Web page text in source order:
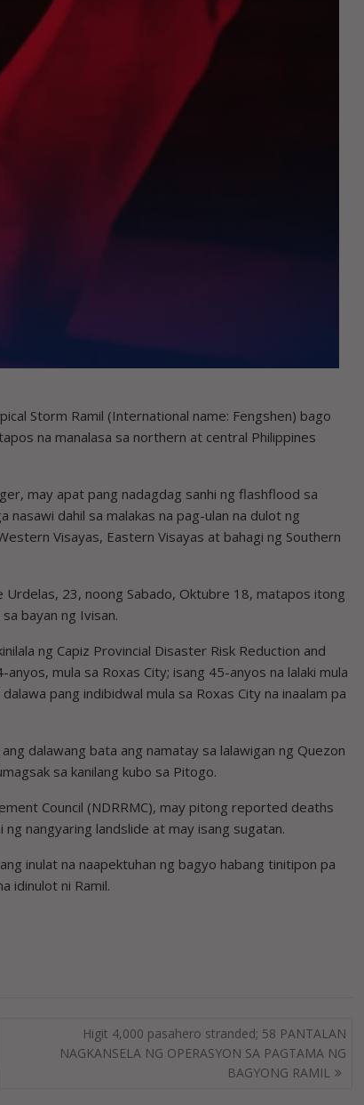
Storm Ramil (International name: Fengshen) bago
na manalasa sa northern at central Philippines
may apat pang nadagdag sanhi ng flashflood sa
nasawi dahil sa malakas na pag-ulan na dulot ng
Visayas, Eastern Visayas at bahagi ng Southern
Urdelas, 23, noong Sabado, Oktubre 18, matapos itong
bayan ng Ivisan.
ng Capiz Provincial Disaster Risk Reduction and
mula sa Roxas City; isang 45-anyos na lalaki mula
pang indibidwal mula sa Roxas City na inaalam pa
dalawang bata ang namatay sa lalawigan ng Quezon
sa kanilang kubo sa Pitogo.
Council (NDRRMC), may pitong reported deaths
nangyaring landslide at may isang sugatan.
inulat na naapektuhan ng bagyo habang tinitipon pa
idinulot ni Ramil.
Higit 4,000 pasahero stranded; 58 PANTALAN
NAGKANSELA NG OPERASYON SA PAGTAMA NG
BAGYONG RAMIL